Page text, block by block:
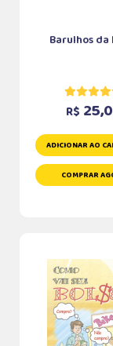
Barulhos da
R$
ADICIONAR AO
COMPRAR